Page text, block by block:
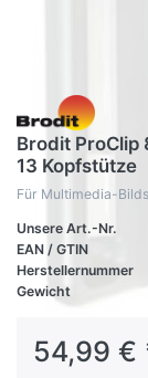
Brodit ProClip
13 Kopfstütze
Für Multimedia-
Unsere Art.-Nr.
EAN / GTIN
Herstellernummer
Gewicht
54,99 €